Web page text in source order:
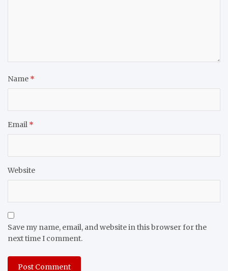
Name *
Email *
Website
Save my name, email, and website in this browser for the
next time I comment.